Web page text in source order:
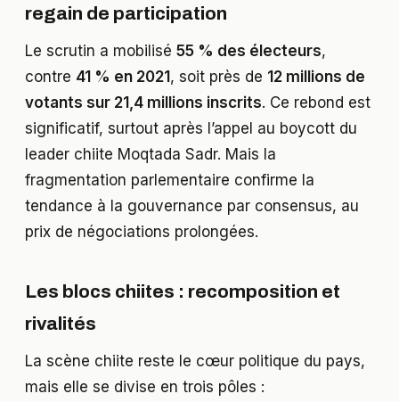
regain de participation
Le scrutin a mobilisé 55 % des électeurs,
contre 41 % en 2021 , soit près de 12 millions de
votants sur 21,4 millions inscrits. Ce rebond est
significatif, surtout après l’appel au boycott du
leader chiite Moqtada Sadr. Mais la
fragmentation parlementaire confirme la
tendance à la gouvernance par consensus, au
prix de négociations prolongées.
Les blocs chiites : recomposition et
rivalités
La scène chiite reste le cœur politique du pays,
mais elle se divise en trois pôles :